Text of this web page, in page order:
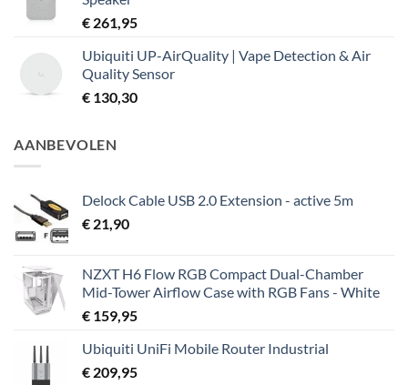
€ 261,95
Ubiquiti UP-AirQuality | Vape Detection & Air
Quality Sensor
€ 130,30
AANBEVOLEN
Delock Cable USB 2.0 Extension - active 5m
€ 21,90
NZXT H6 Flow RGB Compact Dual-Chamber
Mid-Tower Airflow Case with RGB Fans - White
€ 159,95
Ubiquiti UniFi Mobile Router Industrial
€ 209,95